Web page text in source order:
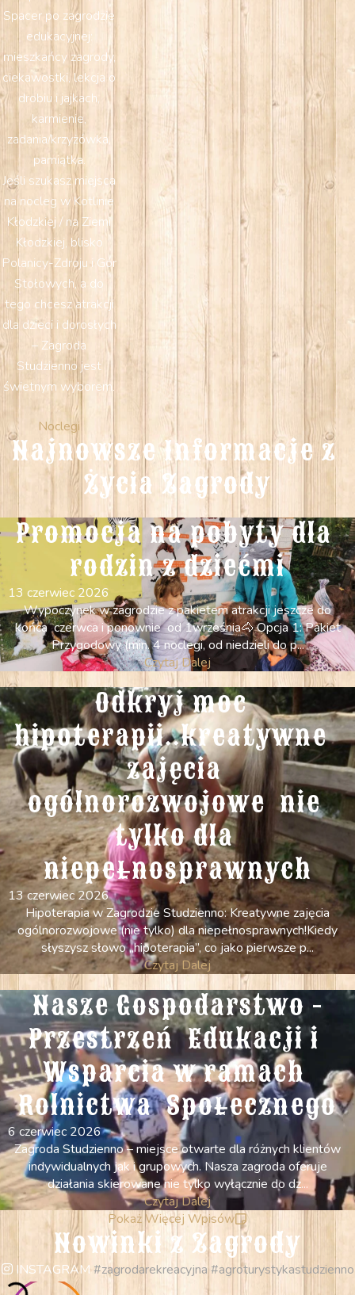
Spacer po zagrodzie
edukacyjnej:
mieszkańcy zagrody,
ciekawostki, lekcja o
drobiu i jajkach,
karmienie,
zadania/krzyżówka,
pamiątka.
Jeśli szukasz miejsca
na nocleg w Kotlinie
Kłodzkiej / na Ziemi
Kłodzkiej, blisko
Polanicy-Zdroju i Gór
Stołowych, a do
tego chcesz atrakcji
dla dzieci i dorosłych
– Zagroda
Studzienno jest
świetnym wyborem.
.
Noclegi
Najnowsze Informacje z
Życia Zagrody
Promocja na pobyty dla
rodzin z dziećmi
13 czerwiec 2026
Wypoczynek w zagrodzie z pakietem atrakcji jeszcze do
końca czerwca i ponownie od 1września ​ ​🐴 Opcja 1: Pakiet
Przygodowy (min. 4 noclegi, od niedzieli do p...
Czytaj Dalej
Odkryj moc
hipoterapii..kreatywne
zajęcia
ogólnorozwojowe  nie
tylko dla
niepełnosprawnych
13 czerwiec 2026
Hipoterapia w Zagrodzie Studzienno: Kreatywne zajęcia
ogólnorozwojowe (nie tylko) dla niepełnosprawnych! ​Kiedy
słyszysz słowo „hipoterapia”, co jako pierwsze p...
Czytaj Dalej
Nasze Gospodarstwo -
Przestrzeń  Edukacji i
Wsparcia w ramach
Rolnictwa  Społecznego
6 czerwiec 2026
Zagroda Studzienno – miejsce otwarte dla różnych klientów
indywidualnych jak i grupowych. Nasza zagroda oferuje
działania skierowane nie tylko wyłącznie do dz...
Czytaj Dalej
Pokaż Więcej Wpisów
Nowinki z Zagrody
INSTAGRAM#zagrodarekreacyjna #agroturystykastudzienno